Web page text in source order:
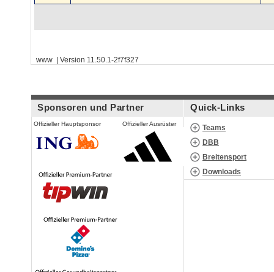
www | Version 11.50.1-2f7f327
Sponsoren und Partner
Offizieller Hauptsponsor Offizieller Ausrüster
Quick-Links
Teams
DBB
Breitensport
Downloads